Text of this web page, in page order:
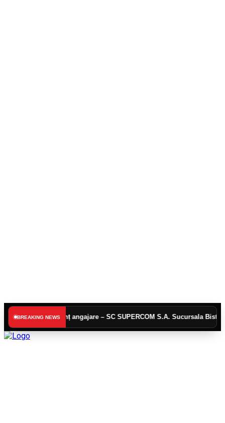
BREAKING NEWS
Anunț angajare – SC SUPERCOM S.A. Sucursala Bistrița